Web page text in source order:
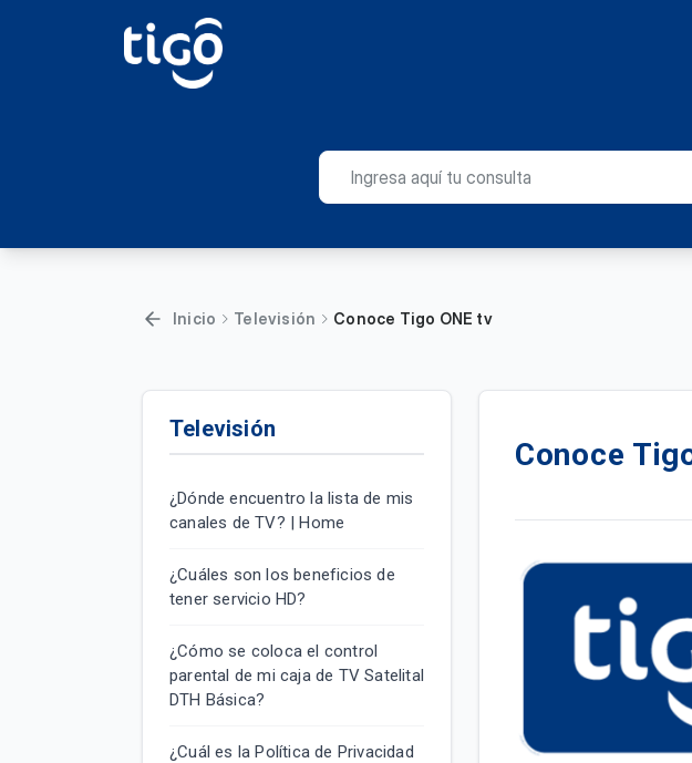
Inicio Televisión Conoce Tigo ONE tv
Televisión
¿Dónde encuentro la lista de mis
canales de TV? | Home
¿Cuáles son los beneficios de
tener servicio HD?
¿Cómo se coloca el control
parental de mi caja de TV Satelital
DTH Básica?
¿Cuál es la Política de Privacidad
Conoce